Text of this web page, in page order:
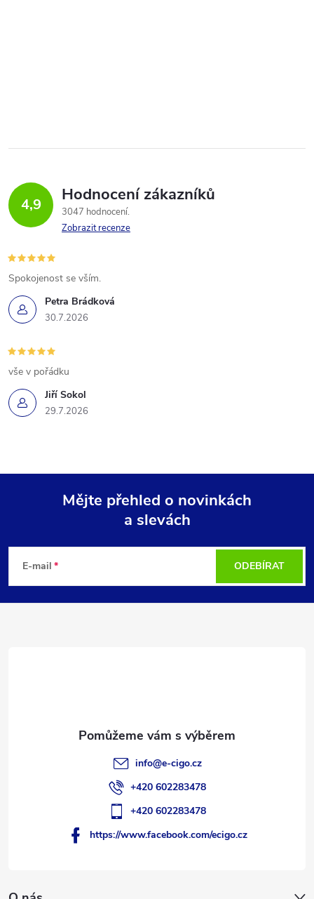
4,9 Hodnocení zákazníků
3047 hodnocení
Zobrazit recenze
Petra Brádková
30.7.2026
Spokojenost se vším.
Jiří Sokol
29.7.2026
vše v pořádku
p
Mějte přehled o novinkách
a slevách
E-mail ODEBÍRAT
info@e-cigo.cz
+420 602283478
+420 602283478
https://www.facebook.com/ecigo.cz